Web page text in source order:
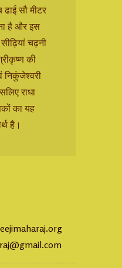
सौ मीटर
है और इस
चढ़नी
की
निकुंजेश्वरी
राधा
का यह
है।